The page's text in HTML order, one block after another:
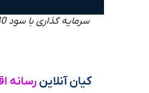
سرمایه گذاری با سود 40% تضمین شده
کیان آنلاین رسانه